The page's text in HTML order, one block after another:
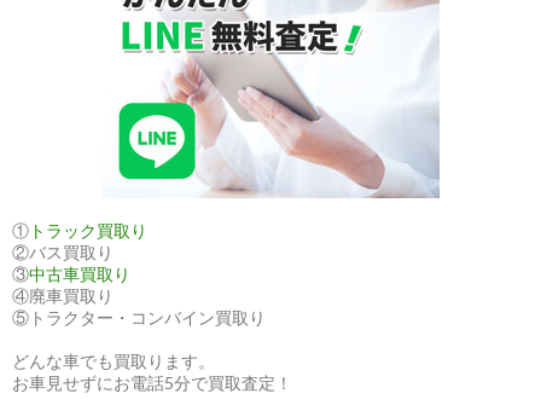
① トラック買取り
②バス買取り
③中古車買取り
④廃車買取り
⑤トラクター・コンバイン買取り
どんな車でも買取ります。
お車見せずにお電話5分で買取査定！